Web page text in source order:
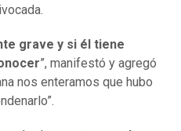
grave y si él tiene
”, manifestó y agregó
nos enteramos que hubo